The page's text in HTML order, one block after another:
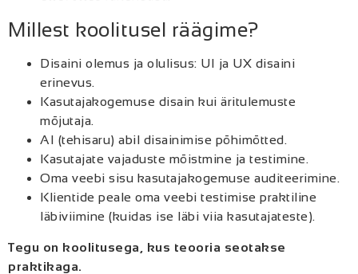
Millest koolitusel räägime?
Disaini olemus ja olulisus: UI ja UX disaini
erinevus.
Kasutajakogemuse disain kui äritulemuste
mõjutaja.
AI (tehisaru) abil disainimise põhimõtted.
Kasutajate vajaduste mõistmine ja testimine.
Oma veebi sisu kasutajakogemuse auditeerimine.
Klientide peale oma veebi testimise praktiline
läbiviimine (kuidas ise läbi viia kasutajateste).
Tegu on koolitusega, kus teooria seotakse
praktikaga.